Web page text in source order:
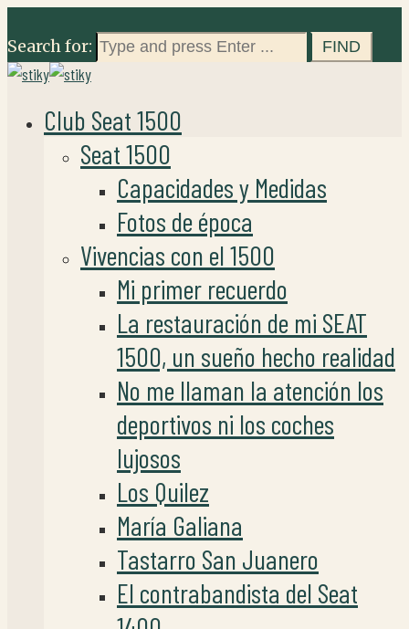
Search for:
Club Seat 1500
Seat 1500
Capacidades y Medidas
Fotos de época
Vivencias con el 1500
Mi primer recuerdo
La restauración de mi SEAT
1500, un sueño hecho realidad
No me llaman la atención los
deportivos ni los coches
lujosos
Los Quilez
María Galiana
Tastarro San Juanero
El contrabandista del Seat